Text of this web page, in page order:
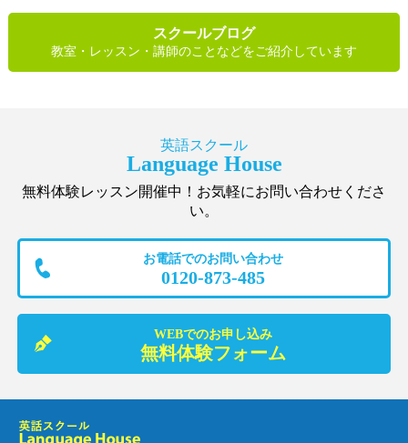
スクールブログ
教室・レッスン・講師のことなどをご紹介しています
英語スクール
Language House
無料体験レッスン開催中！お気軽にお問い合わせくださ
い。
お電話でのお問い合わせ
0120-873-485
WEBでのお申し込み
無料体験フォーム